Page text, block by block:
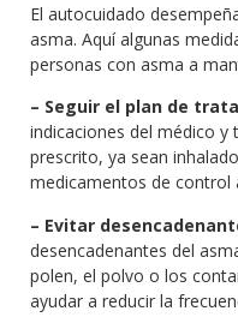
El autocuidado
asma. Aquí algunas
personas con asma a
– Seguir el plan de
indicaciones del médico
prescrito, ya sean
medicamentos de control
– Evitar
desencadenantes del
polen, el polvo o los
ayudar a reducir la